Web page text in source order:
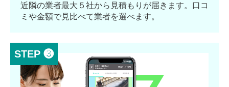
近隣の業者最大５社から見積もりが届きます。口コ
ミや金額で見比べて業者を選べます。
STEP ❸